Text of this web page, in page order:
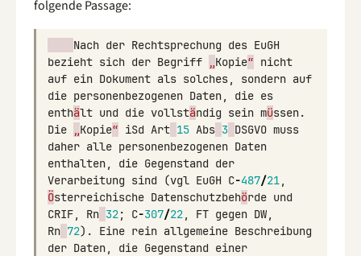
folgende Passage:
Nach der Rechtsprechung des EuGH
bezieht sich der Begriff Kopie“ nicht
auf ein Dokument als solches sondern auf
die personenbezogenen Daten die es
enthält und die vollständig sein müssen.
Die
Kopie“ iSd Art 15 Abs 3 DSGVO muss
daher alle personenbezogenen Daten
enthalten
die Gegenstand der
Verarbeitung sind (vgl EuGH C-487/21
Österreichische Datenschutzbehörde und
CRIF
Rn 32; C-307/22 FT gegen DW
Rn 72). Eine rein allgemeine Beschreibung
der Daten die Gegenstand einer